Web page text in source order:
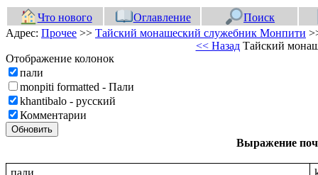
Что нового Оглавление
Поиск
Адрес: Прочее >> Тайский монашеский служебник Монпити
<< НазадТайский
Отображение колонок
пали
monpiti formatted - Пали
khantibalo - русский
Комментарии
Обновить
Выражение
пали